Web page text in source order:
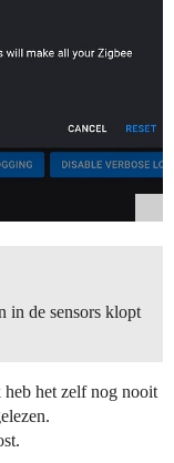
in de sensors klopt
het zelf nog nooit